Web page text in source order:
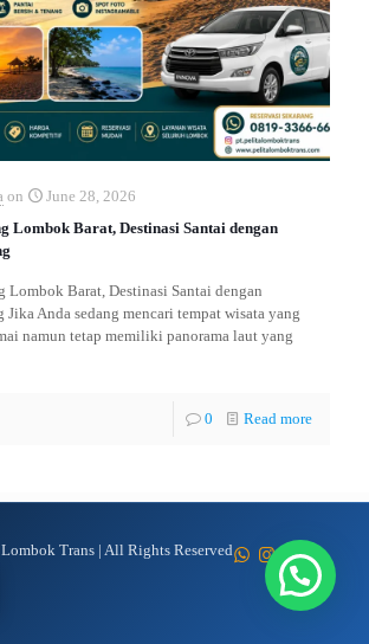
on
June 28, 2026
Lombok Barat, Destinasi Santai dengan
Lombok Barat, Destinasi Santai dengan
Jika Anda sedang mencari tempat wisata yang
namun tetap memiliki panorama laut yang
0 Read more
Trans | All Rights Reserved